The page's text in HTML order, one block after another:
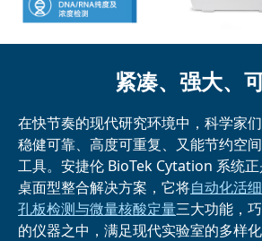
紧凑、强大、
在快节奏的现代研究环境中，科学家
稳健可靠、高度可重复、又能节约空
工具。安捷伦 BioTek Cytation 系统正
桌面型整合解决方案，它将自动化活
孔板检测与微量核酸定量三大功能，
的仪器之中，满足现代实验室的多样化